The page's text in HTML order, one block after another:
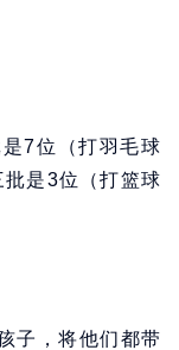
7位（打羽毛球
是3位（打篮球
子，将他们都带